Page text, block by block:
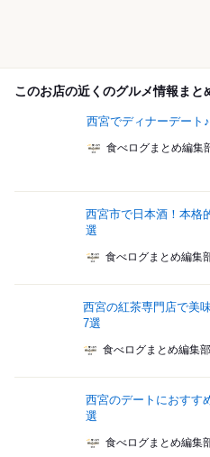
このお店の近くのグルメ情報まと
西宮でディナーデート
食べログまとめ編集
西宮市で日本酒！本格
選
食べログまとめ編集
西宮の紅茶専門店で美
7選
食べログまとめ編集部
西宮のデートにおすす
選
食べログまとめ編集